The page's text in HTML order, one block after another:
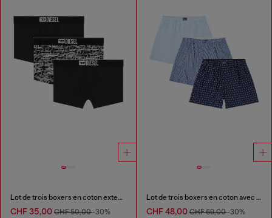
Lot de trois boxers en coton extensible avec logo
CHF 35,00 CHF 50,00-30%
Lot de trois boxers en coton avec imprimé intégral
CHF 48,00CHF 69,00-30%